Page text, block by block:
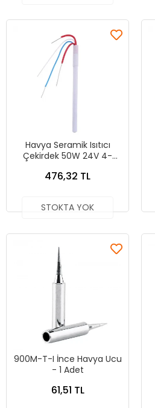
Havya Seramik Isıtıcı
Çekirdek 50W 24V 4-
İstasyonu 936 937
476,32 TL
STOKTA YOK
900M-T-I İnce Havya Ucu
- 1 Adet
61,51 TL